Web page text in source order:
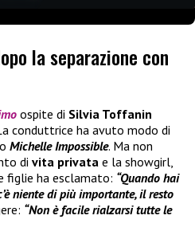
la separazione con
ospite di Silvia Toffanin
conduttrice ha avuto modo di
Michelle Impossible. Ma non
di vita privata e la showgirl,
figlie ha esclamato: “Quando hai
niente di più importante, il resto
“Non è facile rialzarsi tutte le